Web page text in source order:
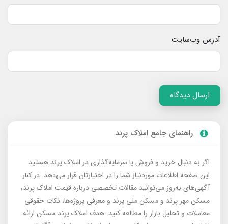
آدرس وب‌سایت
ارسال دیدگاه
راهنمای جامع املاک پرند
اگر به دنبال خرید و فروش یا سرمایه‌گذاری در املاک پرند هستید
این صفحه اطلاعات موردنیاز شما را در اختیارتان قرار می‌دهد. در کنار
آگهی‌های به‌روز می‌توانید مقالات تخصصی درباره قیمت املاک پرند،
مسکن مهر پرند و مسکن ملی پرند و معرفی پروژه‌ها، نکات حقوقی
معاملات و تحلیل بازار را مطالعه کنید. هدف املاک پرند مسکن ارائه